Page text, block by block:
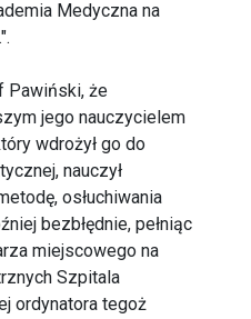
Medyczna na
Pawiński, że
jego nauczycielem
wdrożył go do
nauczył
osłuchiwania
bezbłędnie, pełniąc
miejscowego na
Szpitala
ordynatora tegoż